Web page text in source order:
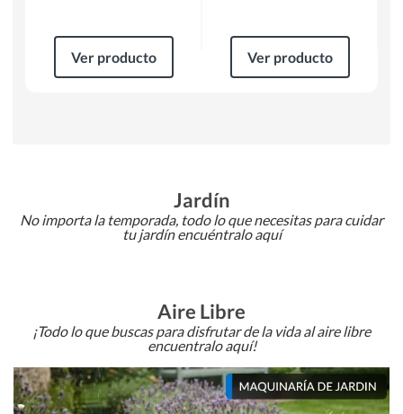
Ver producto Ver producto
Jardín
No importa la temporada, todo lo que necesitas para cuidar
tu jardín encuéntralo aquí
Aire Libre
¡Todo lo que buscas para disfrutar de la vida al aire libre
encuentralo aquí!